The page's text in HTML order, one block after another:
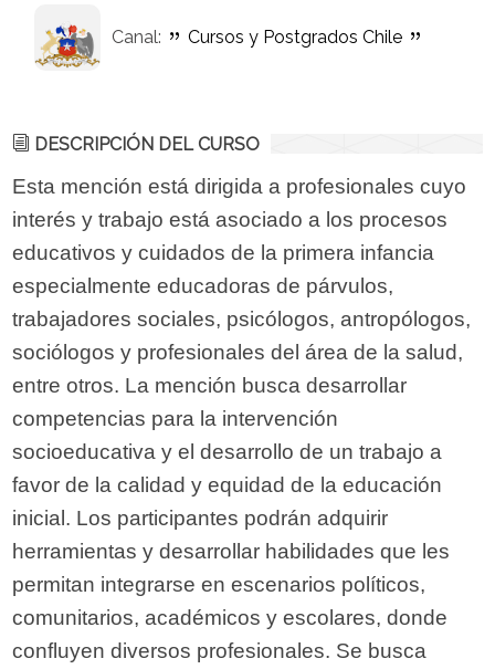
Canal: Cursos y Postgrados Chile
DESCRIPCIÓN DEL CURSO
Esta mención está dirigida a profesionales cuyo
interés y trabajo está asociado a los procesos
educativos y cuidados de la primera infancia
especialmente educadoras de párvulos,
trabajadores sociales, psicólogos, antropólogos,
sociólogos y profesionales del área de la salud,
entre otros. La mención busca desarrollar
competencias para la intervención
socioeducativa y el desarrollo de un trabajo a
favor de la calidad y equidad de la educación
inicial. Los participantes podrán adquirir
herramientas y desarrollar habilidades que les
permitan integrarse en escenarios políticos,
comunitarios, académicos y escolares, donde
confluyen diversos profesionales. Se busca